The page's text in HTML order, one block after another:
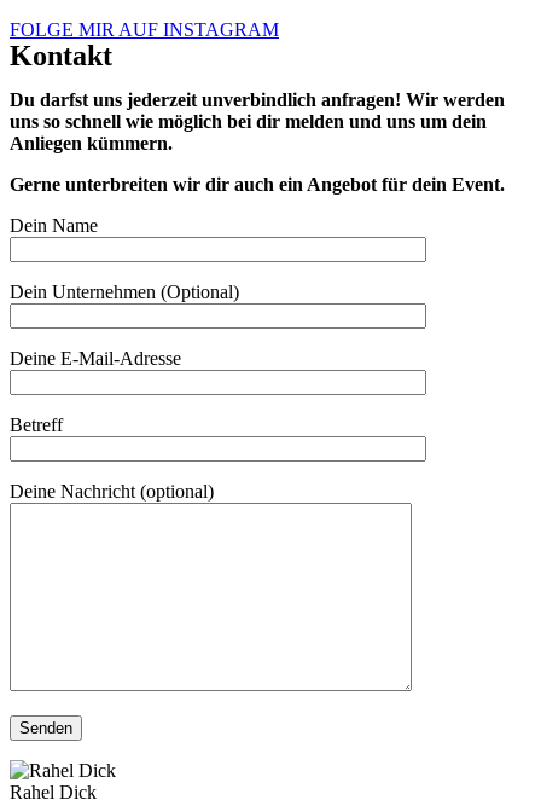
FOLGE MIR AUF INSTAGRAM
Kontakt
Du darfst uns jederzeit unverbindlich anfragen! Wir werden
uns so schnell wie möglich bei dir melden und uns um dein
Anliegen kümmern.
Gerne unterbreiten wir dir auch ein Angebot für dein Event.
Dein Name
Dein Unternehmen (Optional)
Deine E-Mail-Adresse
Betreff
Deine Nachricht (optional)
Rahel Dick